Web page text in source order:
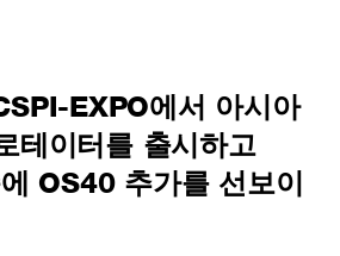
EXPO에서 아시아
테이터를 출시하고
OS40 추가를 선보이